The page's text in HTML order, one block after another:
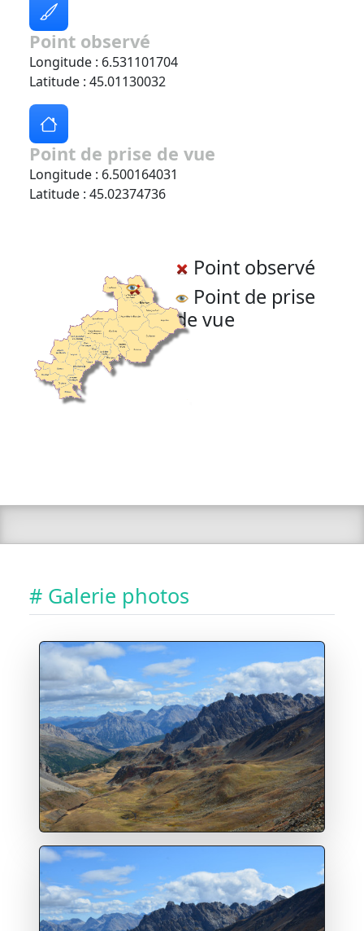
Point observé
Longitude : 6.531101704
Latitude : 45.01130032
Point de prise de vue
Longitude : 6.500164031
Latitude : 45.02374736
Point observé
Point de prise
de vue
# Galerie photos